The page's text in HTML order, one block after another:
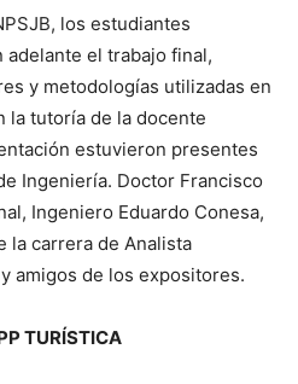
los estudiantes
el trabajo final,
y metodologías utilizadas en
la tutoría de la docente
estuvieron presentes
Ingeniería. Doctor Francisco
Ingeniero Eduardo Conesa,
la carrera de Analista
amigos de los expositores.
TURÍSTICA